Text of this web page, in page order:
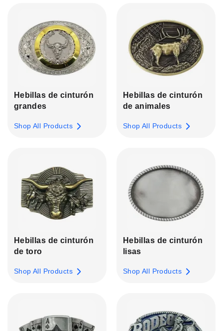
Hebillas de cinturón
grandes
Shop All Products
Hebillas de cinturón
de animales
Shop All Products
Hebillas de cinturón
de toro
Shop All Products
Hebillas de cinturón
lisas
Shop All Products